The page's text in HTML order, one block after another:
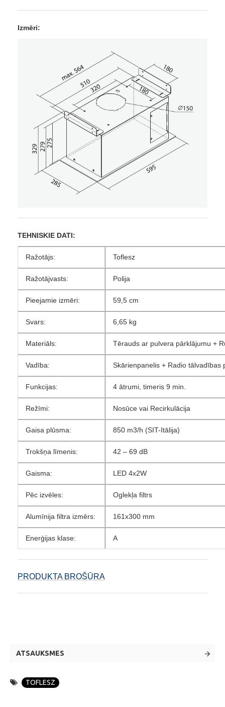
Izmēri:
TEHNISKIE DATI:
Ražotājs: Toflesz
Ražotājvasts: Polija
Pieejamie izmēri: 59,5 cm
Svars: 6,65 kg
Materiāls: Tērauds ar pulvera pārklājumu +
Vadība: Skārienpanelis + Radio tālvadības
Funkcijas: 4 ātrumi, timeris 9 min.
Režīmi: Nosūce vai Recirkulācija
Gaisa plūsma: 850 m3/h (SIT-Itālija)
Trokšņa līmenis: 42 – 69 dB
Gaisma: LED 4x2W
Pēc izvēles: Oglekļa filtrs
Alumīnija filtra izmērs: 161x300 mm
Enerģijas klase: A
PRODUKTA BROŠŪRA
ATSAUKSMES
TOFLESZ